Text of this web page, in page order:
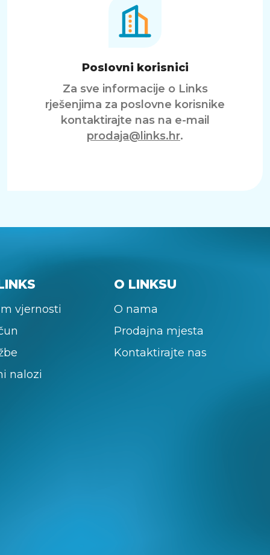
Poslovni korisnici
Za sve informacije o Links
rješenjima za poslovne korisnike
kontaktirajte nas na e-mail
prodaja@links.hr.
vjernosti
nalozi
O LINKSU
O nama
Prodajna mjesta
Kontaktirajte nas